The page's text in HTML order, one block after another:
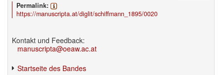
Permalink:
https://manuscripta.at/diglit/schiffmann_1895/0020
Kontakt und Feedback:
manuscripta@oeaw.ac.at
Startseite des Bandes